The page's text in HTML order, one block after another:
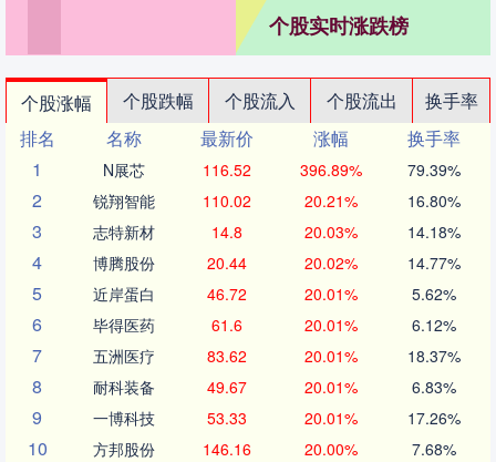
个股实时涨跌榜
个股涨幅 个股跌幅 个股流入 个股流出
换手率
排名
名称 最新价 涨幅
换手率
1
N展芯 116.52 396.89% 79.39%
2 锐翔智能 110.02 20.21% 16.80%
3 志特新材 14.8 20.03% 14.18%
4 博腾股份 20.44 20.02% 14.77%
5 近岸蛋白 46.72 20.01% 5.62%
6 毕得医药 61.6 20.01% 6.12%
7 五洲医疗 83.62 20.01% 18.37%
8 耐科装备 49.67 20.01% 6.83%
9 一博科技 53.33 20.01% 17.26%
10 方邦股份 146.16 20.00% 7.68%